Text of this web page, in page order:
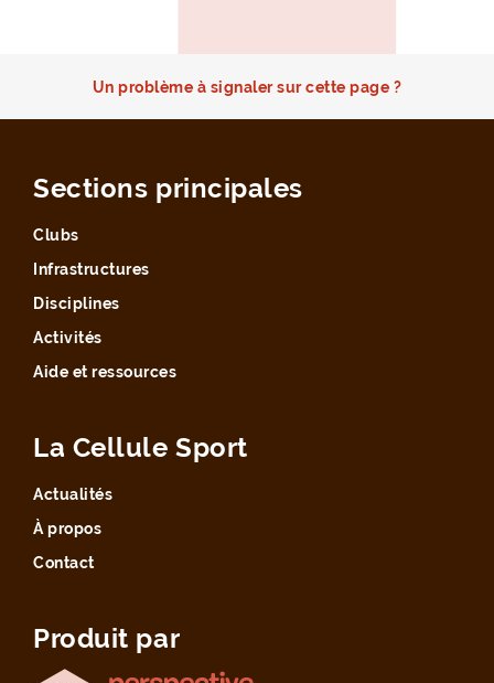
Un problème à signaler sur cette page ?
Sections principales
Clubs
Infrastructures
Disciplines
Activités
Aide et ressources
La Cellule Sport
Actualités
À propos
Contact
Produit par